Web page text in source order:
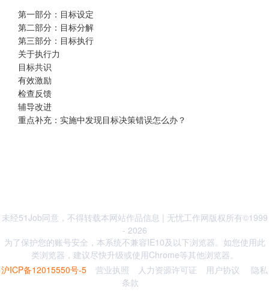
第一部分：目标设定
第二部分：目标分解
第三部分：目标执行
关于执行力
目标共识
有效激励
检查反馈
辅导改进
重点补充：实施中发现目标决策错误怎么办？
未经51Job同意，不得转载本网站作品信息 | 无忧工作网版权所有©1999
- 2026
为了保护您的账号安全，本系统不兼容IE10及以下浏览器。如您使用此
类浏览器，建议尽快升级或使用Chrome等其他浏览器。
沪ICP备12015550号-5
营业执照 人力资源许可证 用户协议
隐私
条款